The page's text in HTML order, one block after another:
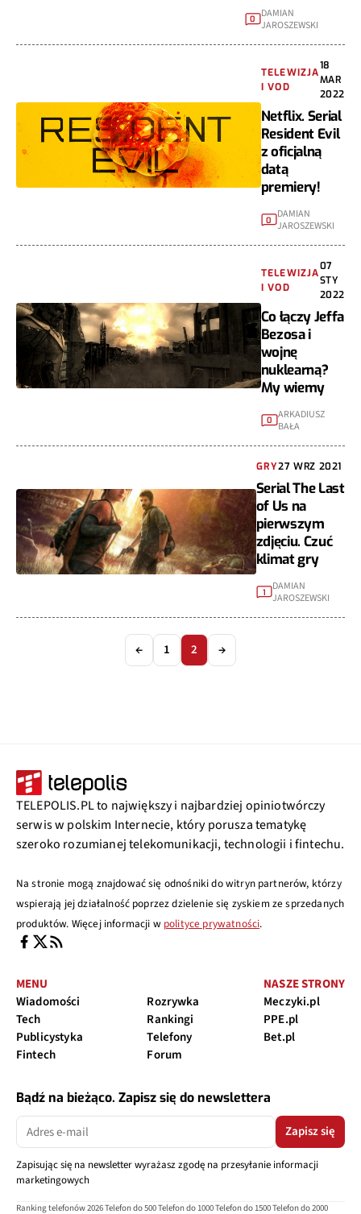
0
DAMIAN
JAROSZEWSKI
TELEWIZJA
I VOD
18
MAR
2022
Netflix. Serial
Resident Evil
z oficjalną
datą
premiery!
0 DAMIAN
JAROSZEWSKI
TELEWIZJA
I VOD
07
STY
2022
Co łączy Jeffa
Bezosa i
wojnę
nuklearną?
My wiemy
0
ARKADIUSZ
BAŁA
GRY27 WRZ 2021
Serial The Last
of Us na
pierwszym
zdjęciu. Czuć
klimat gry
1
DAMIAN
JAROSZEWSKI
← 1 2 →
TELEPOLIS.PL to największy i najbardziej opiniotwórczy
serwis w polskim Internecie, który porusza tematykę
szeroko rozumianej telekomunikacji, technologii i fintechu.
Na stronie mogą znajdować się odnośniki do witryn partnerów, którzy
wspierają jej działalność poprzez dzielenie się zyskiem ze sprzedanych
produktów. Więcej informacji w polityce prywatności.
MENU
Wiadomości
Tech
Publicystyka
Fintech
Rozrywka
Rankingi
Telefony
Forum
NASZE STRONY
Meczyki.pl
PPE.pl
Bet.pl
Bądź na bieżąco. Zapisz się do newslettera
Zapisz się
Zapisując się na newsletter wyrażasz zgodę na przesyłanie informacji
marketingowych
Ranking telefonów 2026Telefon do 500Telefon do 1000Telefon do 1500Telefon do 2000